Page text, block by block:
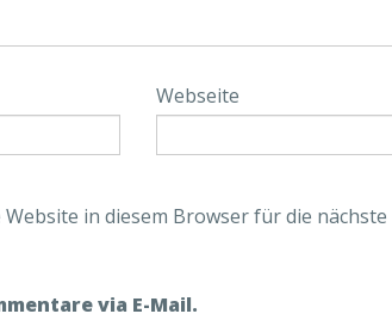
Webseite
in diesem Browser für die nächste
via E-Mail.